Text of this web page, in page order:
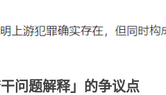
问题解释」的争议点